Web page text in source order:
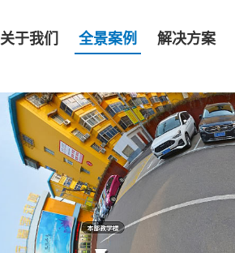
关于我们 全景案例 解决方案